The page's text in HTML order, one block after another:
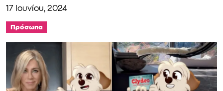
17 Ιουνίου, 2024
Πρόσωπα